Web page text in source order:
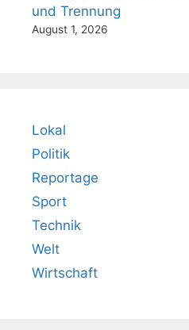
und Trennung
August 1, 2026
Lokal
Politik
Reportage
Sport
Technik
Welt
Wirtschaft